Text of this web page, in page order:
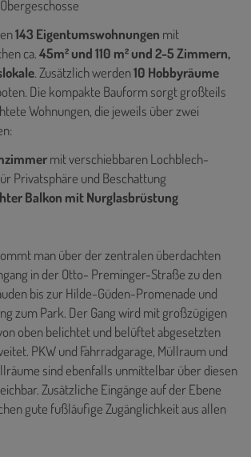
143 Eigentumswohnungen mit
ca.45m² und 110 m² und 2-5 Zimmern,
. Zusätzlich werden10 Hobbyräume
Die kompakte Bauform sorgt großteils
Wohnungen, die jeweils über zwei
mit verschiebbaren Lochblech-
Privatsphäre und Beschattung
Balkon mit Nurglasbrüstung
man über der zentralen überdachten
in der Otto- Preminger-Straße zu den
bis zur Hilde-Güden-Promenade und
zum Park. Der Gang wird mit großzügigen
oben belichtet und belüftet abgesetzten
PKW und Fahrradgarage, Müllraum und
sind ebenfalls unmittelbar über diesen
Zusätzliche Eingänge auf der Ebene
gute fußläufige Zugänglichkeit aus allen